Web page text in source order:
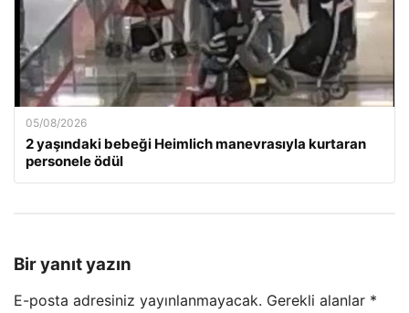
05/08/2026
2 yaşındaki bebeği Heimlich manevrasıyla kurtaran
personele ödül
Bir yanıt yazın
E-posta adresiniz yayınlanmayacak. Gerekli alanlar *